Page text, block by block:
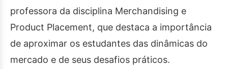
professora da disciplina Merchandising e
Product Placement, que destaca a importância
de aproximar os estudantes das dinâmicas do
mercado e de seus desafios práticos.